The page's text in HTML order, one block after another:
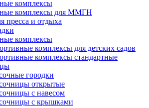
комплексы
комплексы для ММГН
пресса и отдыха
комплексы
комплексы для детских садов
комплексы стандартные
городки
открытые
с навесом
с крышками